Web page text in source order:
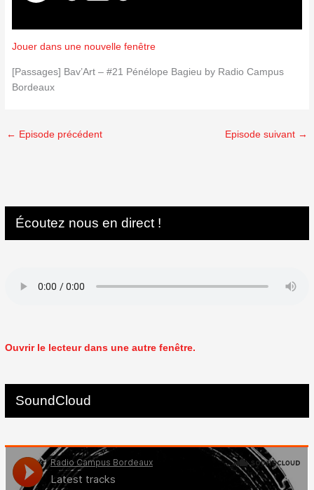
Jouer dans une nouvelle fenêtre
[Passages] Bav’Art – #21 Pénélope Bagieu by Radio Campus
Bordeaux
← Episode précédent Episode suivant →
Écoutez nous en direct !
Ouvrir le lecteur dans une autre fenêtre.
SoundCloud